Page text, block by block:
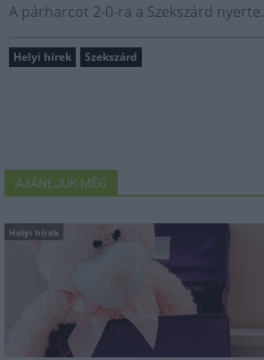
A párharcot 2-0-ra a Szekszárd nyerte.
Helyi hírek Szekszárd
AJÁNLJUK MÉG
Helyi hírek